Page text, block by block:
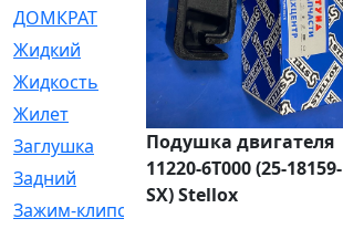
ДОМКРАТ
[1]
Жидкий
[5]
Жидкость
[80]
Жилет
Заглушка
[21]
Задний
[528]
Зажим-клипса
Подушка двигателя
11220-6T000 (25-18159-
SX) Stellox